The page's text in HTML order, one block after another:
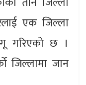
एक जिल्ला
गरिएको छ ।
जिल्लामा जान